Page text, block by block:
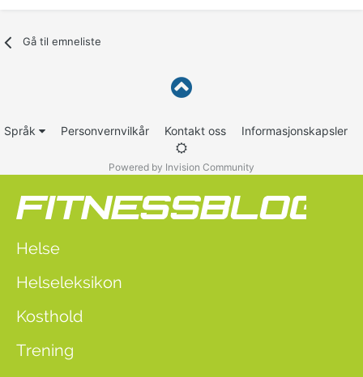
Gå til emneliste
Språk Personvernvilkår Kontakt oss Informasjonskapsler
Powered by Invision Community
Helse
Helseleksikon
Kosthold
Trening